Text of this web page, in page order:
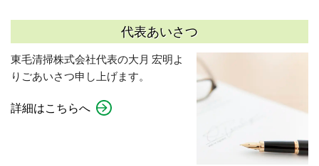
代表あいさつ
東毛清掃株式会社代表の大月 宏明よ
りごあいさつ申し上げます。
詳細はこちらへ